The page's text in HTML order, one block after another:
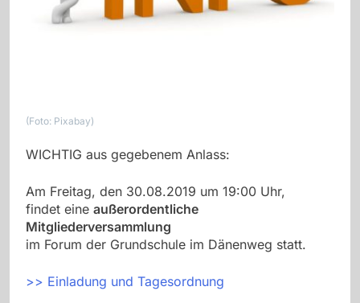
(Foto: Pixabay)
WICHTIG aus gegebenem Anlass:
Am Freitag, den 30.08.2019 um 19:00 Uhr,
findet eine außerordentliche
Mitgliederversammlung
im Forum der Grundschule im Dänenweg statt.
>> Einladung und Tagesordnung